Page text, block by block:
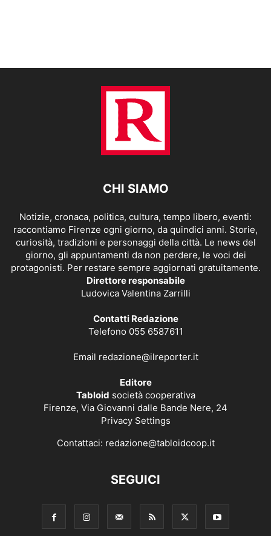
CHI SIAMO
Notizie, cronaca, politica, cultura, tempo libero, eventi:
raccontiamo Firenze ogni giorno, da quindici anni. Storie,
curiosità, tradizioni e personaggi della città. Le news del
giorno, gli appuntamenti da non perdere, le voci dei
protagonisti. Per restare sempre aggiornati gratuitamente.
Direttore responsabile
Ludovica Valentina Zarrilli
Contatti Redazione
Telefono 055 6587611
Email redazione@ilreporter.it
Editore
Tabloid società cooperativa
Firenze, Via Giovanni dalle Bande Nere, 24
Privacy Settings
Contattaci: redazione@tabloidcoop.it
SEGUICI